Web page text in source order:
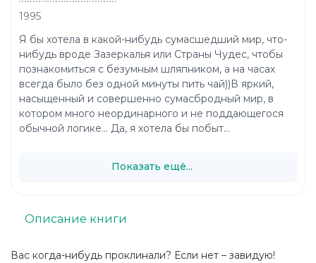
Вас когда-нибудь проклинали? Если нет – завидую!
Описание книги
1995
Я бы хотела в какой-нибудь сумасшедший мир, что-
нибудь вроде Зазеркалья или Страны Чудес, чтобы
познакомиться с безумным шляпником, а на часах
всегда было без одной минуты пить чай))В яркий,
насыщенный и совершенно сумасбродный мир, в
котором много неординарного и не поддающегося
обычной логике... Да, я хотела бы побыт...
Показать ещё...